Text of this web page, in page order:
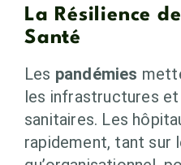
La Résilience
Santé
Les pandémies
les infrastructures
sanitaires. Les
rapidement, tant sur